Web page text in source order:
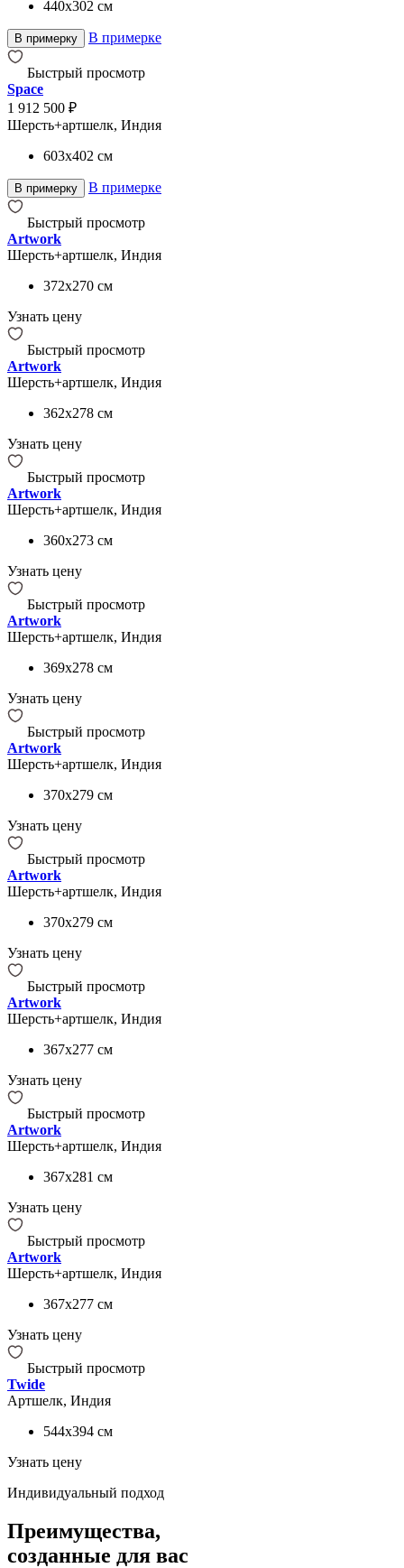
440x302 см
В примерку В примерке
Быстрый просмотр
Space
1 912 500 ₽
Шерсть+артшелк, Индия
603x402 см
В примерку В примерке
Быстрый просмотр
Artwork
Шерсть+артшелк, Индия
372x270 см
Узнать цену
Быстрый просмотр
Artwork
Шерсть+артшелк, Индия
362x278 см
Узнать цену
Быстрый просмотр
Artwork
Шерсть+артшелк, Индия
360x273 см
Узнать цену
Быстрый просмотр
Artwork
Шерсть+артшелк, Индия
369x278 см
Узнать цену
Быстрый просмотр
Artwork
Шерсть+артшелк, Индия
370x279 см
Узнать цену
Быстрый просмотр
Artwork
Шерсть+артшелк, Индия
370x279 см
Узнать цену
Быстрый просмотр
Artwork
Шерсть+артшелк, Индия
367x277 см
Узнать цену
Быстрый просмотр
Artwork
Шерсть+артшелк, Индия
367x281 см
Узнать цену
Быстрый просмотр
Artwork
Шерсть+артшелк, Индия
367x277 см
Узнать цену
Быстрый просмотр
Twide
Артшелк, Индия
544x394 см
Узнать цену
Индивидуальный подход
Преимущества,
созданные для вас